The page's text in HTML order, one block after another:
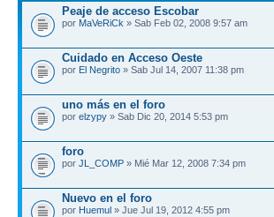
Peaje de acceso Escobar
por MaVeRiCk » Sab Feb 02, 2008 9:57 am
Cuidado en Acceso Oeste
por El Negrito » Sab Jul 14, 2007 11:38 pm
uno más en el foro
por elzypy » Sab Dic 20, 2014 5:53 pm
foro
por JL_COMP » Mié Mar 12, 2008 7:34 pm
Nuevo en el foro
por Huemul » Jue Jul 19, 2012 4:55 pm